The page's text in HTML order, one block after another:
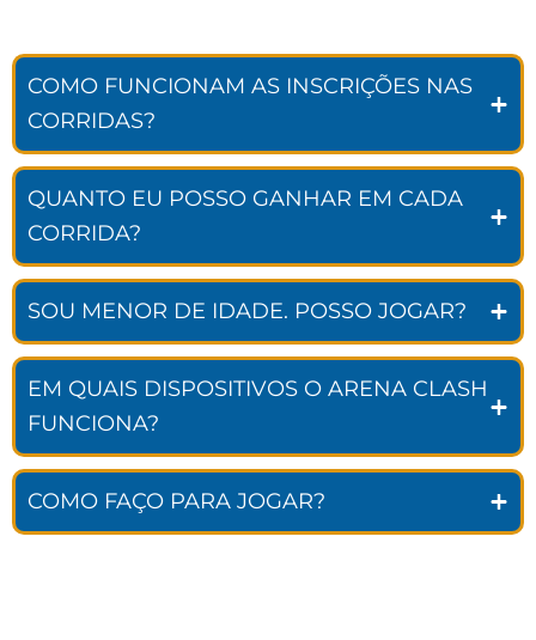
COMO FUNCIONAM AS INSCRIÇÕES NAS
CORRIDAS?
QUANTO EU POSSO GANHAR EM CADA
CORRIDA?
SOU MENOR DE IDADE. POSSO JOGAR?
EM QUAIS DISPOSITIVOS O ARENA CLASH
FUNCIONA?
COMO FAÇO PARA JOGAR?